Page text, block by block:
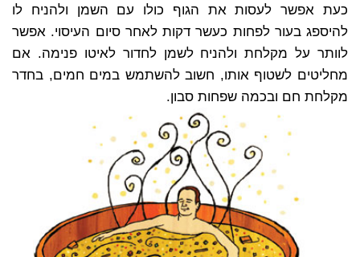
כעת אפשר לעסות את הגוף כולו עם השמן ולהניח לו
להיספג בעור לפחות כעשר דקות לאחר סיום העיסוי. אפשר
לוותר על מקלחת ולהניח לשמן לחדור לאיטו פנימה. אם
מחליטים לשטוף אותו, חשוב להשתמש במים חמים, בחדר
מקלחת חם ובכמה שפחות סבון.